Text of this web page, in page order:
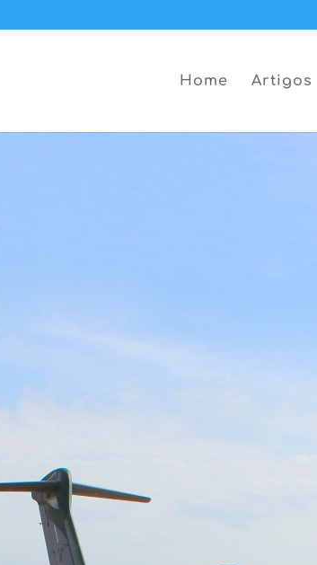
Home Artigos